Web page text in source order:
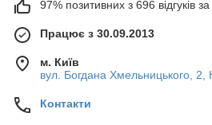
97% позитивних з 696 відгуків за
Працює з 30.09.2013
м. Київ
вул. Богдана Хмельницького, 2,
Контакти